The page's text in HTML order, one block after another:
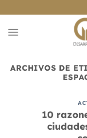
al
contenido
ARCHIVOS DE
10